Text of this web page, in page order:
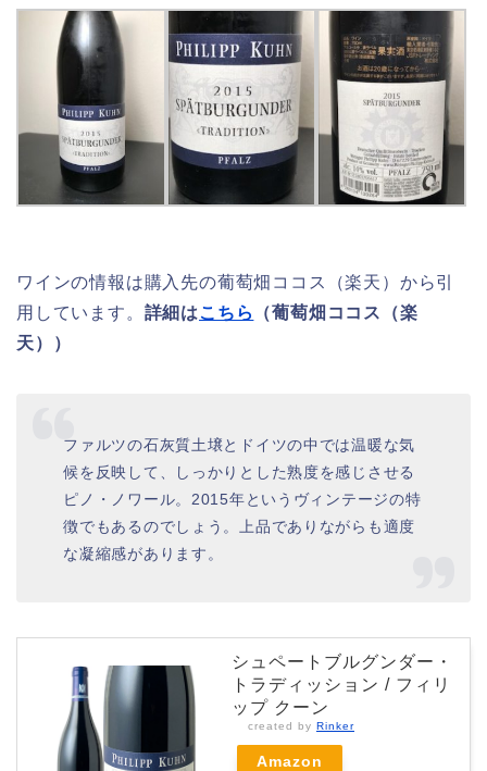
ワインの情報は購入先の葡萄畑ココス（楽天）から引
用しています。 詳細はこちら
（葡萄畑ココス（楽
天））
ファルツの石灰質土壌とドイツの中では温暖な気
候を反映して、しっかりとした熟度を感じさせる
ピノ・ノワール。2015年というヴィンテージの特
徴でもあるのでしょう。上品でありながらも適度
な凝縮感があります。
シュペートブルグンダー・
トラディッション / フィリ
ップ クーン
created by Rinker
Amazon